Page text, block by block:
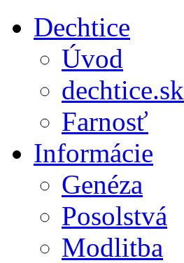
Dechtice
Úvod
dechtice.sk
Farnosť
Informácie
Genéza
Posolstvá
Modlitba